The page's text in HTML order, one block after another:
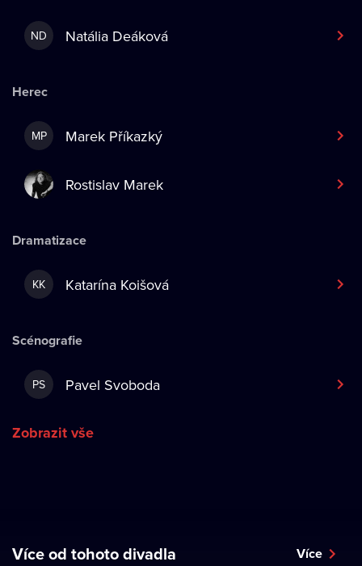
ND Natália Deáková
Herec
MP Marek Příkazký
Rostislav Marek
Dramatizace
KK Katarína Koišová
Scénografie
PS Pavel Svoboda
Zobrazit vše
Více od tohoto divadla Více